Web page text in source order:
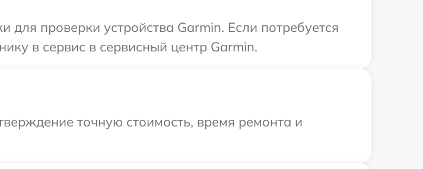
проверки устройства Garmin. Если потребуется
в сервис в сервисный центр Garmin.
точную стоимость, время ремонта и